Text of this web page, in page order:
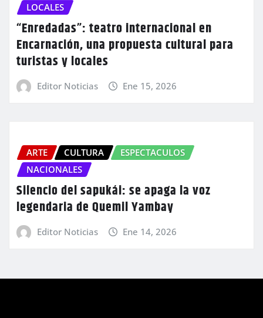
LOCALES
“Enredadas”: teatro internacional en
Encarnación, una propuesta cultural para
turistas y locales
Editor Noticias Ene 15, 2026
ARTE CULTURA
ESPECTACULOS
NACIONALES
Silencio del sapukái: se apaga la voz
legendaria de Quemil Yambay
Editor Noticias Ene 14, 2026